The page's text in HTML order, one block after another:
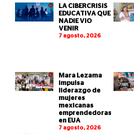
LA CIBERCRISIS
EDUCATIVA QUE
NADIE VIO
VENIR
7 agosto, 2026
Mara Lezama
impulsa
liderazgo de
mujeres
mexicanas
emprendedoras
en EUA
7 agosto, 2026